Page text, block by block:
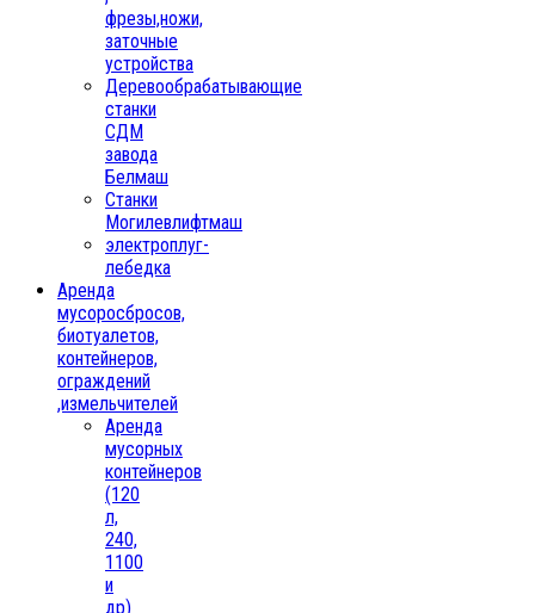
фрезы,ножи,
заточные
устройства
Деревообрабатывающие
станки
СДМ
завода
Белмаш
Станки
Могилевлифтмаш
электроплуг-
лебедка
Аренда
мусоросбросов,
биотуалетов,
контейнеров,
ограждений
,измельчителей
Аренда
мусорных
контейнеров
(120
л,
240,
1100
и
др)